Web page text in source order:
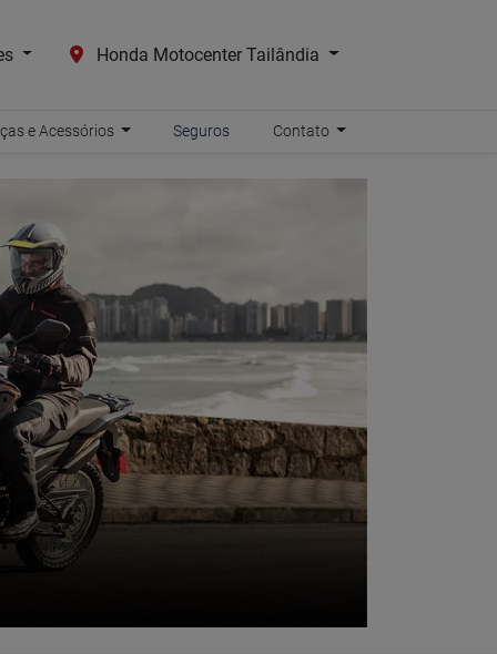
Honda Motocenter Tailândia
e Acessórios Seguros Contato